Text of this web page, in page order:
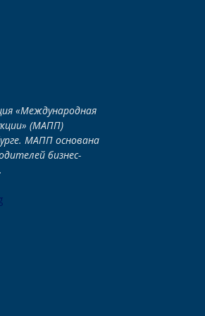
«Международная
(МАПП)
МАПП основана
бизнес-